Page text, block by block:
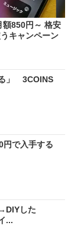
額850円～ 格安
キャンペーン
る」 3COINS
円で入手する
した
...